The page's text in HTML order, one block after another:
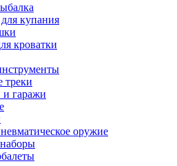
купания
кроватки
треки
и гаражи
оружие